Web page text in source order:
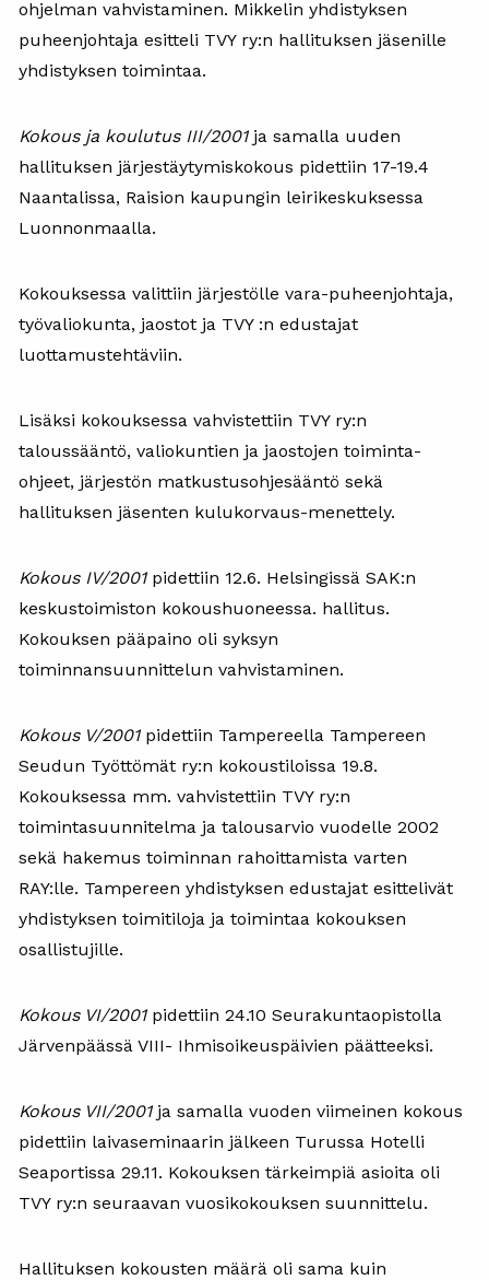
ohjelman vahvistaminen. Mikkelin yhdistyksen
puheenjohtaja esitteli TVY ry:n hallituksen jäsenille
yhdistyksen toimintaa.
Kokous ja koulutus III/2001ja samalla uuden
hallituksen järjestäytymiskokous pidettiin 17-19.4
Naantalissa, Raision kaupungin leirikeskuksessa
Luonnonmaalla.
Kokouksessa valittiin järjestölle vara-puheenjohtaja,
työvaliokunta, jaostot ja TVY :n edustajat
luottamustehtäviin.
Lisäksi kokouksessa vahvistettiin TVY ry:n
taloussääntö, valiokuntien ja jaostojen toiminta-
ohjeet, järjestön matkustusohjesääntö sekä
hallituksen jäsenten kulukorvaus-menettely.
Kokous IV/2001pidettiin 12.6. Helsingissä SAK:n
keskustoimiston kokoushuoneessa. hallitus.
Kokouksen pääpaino oli syksyn
toiminnansuunnittelun vahvistaminen.
Kokous V/2001pidettiin Tampereella Tampereen
Seudun Työttömät ry:n kokoustiloissa 19.8.
Kokouksessa mm. vahvistettiin TVY ry:n
toimintasuunnitelma ja talousarvio vuodelle 2002
sekä hakemus toiminnan rahoittamista varten
RAY:lle. Tampereen yhdistyksen edustajat esittelivät
yhdistyksen toimitiloja ja toimintaa kokouksen
osallistujille.
Kokous VI/2001pidettiin 24.10 Seurakuntaopistolla
Järvenpäässä VIII- Ihmisoikeuspäivien päätteeksi.
Kokous VII/2001ja samalla vuoden viimeinen kokous
pidettiin laivaseminaarin jälkeen Turussa Hotelli
Seaportissa 29.11. Kokouksen tärkeimpiä asioita oli
TVY ry:n seuraavan vuosikokouksen suunnittelu.
Hallituksen kokousten määrä oli sama kuin